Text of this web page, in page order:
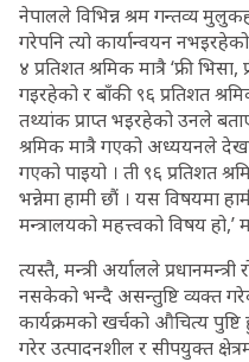
नेपालले विभिन्न श्रम गन्तव्य
गरेपनि त्यो कार्यान्वयन
४ प्रतिशत श्रमिक मात्रै ‘फ्री
गइरहेको र बाँकी ९६ प्रतिशत
तथ्यांक प्राप्त भइरहेको उनले बताए
श्रमिक मात्रै गएको अध्ययनले
गएको पाइयो । ती ९६ प्रतिशत
भन्नेमा हामी छौं । यस विषयमा
मन्त्रालयको महत्त्वको विषय हो,’
त्यस्तै, मन्त्री अर्यालले
नसकेको भन्दै असन्तुष्टि व्यक्त
कार्यक्रमको खर्चको औचित्य
गरेर उत्पादनशील र सीपयुक्त